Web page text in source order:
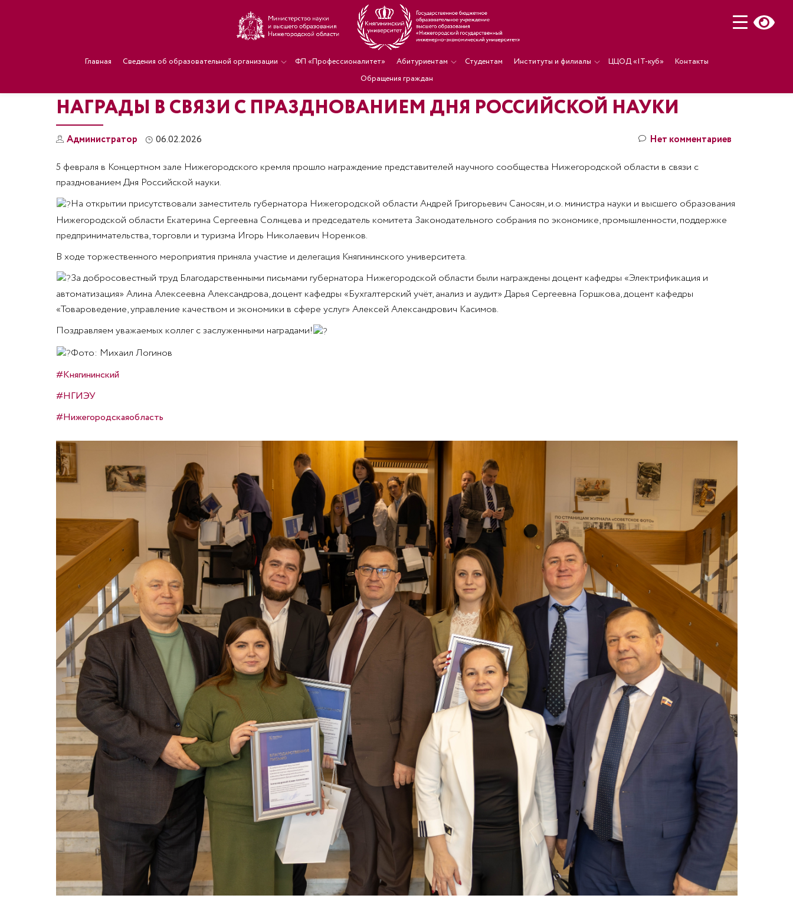
Главная Сведения об образовательной организации ФП «Профессионалитет» Абитуриентам Студентам Институты и филиалы ЦЦОД «IT-куб»
Контакты
Обращения граждан
НАГРАДЫ В СВЯЗИ С ПРАЗДНОВАНИЕМ ДНЯ РОССИЙСКОЙ НАУКИ
Администратор 06.02.2026 Нет комментариев
5 февраля в Концертном зале Нижегородского кремля прошло награждение представителей научного сообщества Нижегородской области в связи с
празднованием Дня Российской науки.
На открытии присутствовали заместитель губернатора Нижегородской области Андрей Григорьевич Саносян, и.о. министра науки и высшего образования
Нижегородской области Екатерина Сергеевна Солнцева и председатель комитета Законодательного собрания по экономике, промышленности, поддержке
предпринимательства, торговли и туризма Игорь Николаевич Норенков.
В ходе торжественного мероприятия приняла участие и делегация Княгининского университета.
За добросовестный труд Благодарственными письмами губернатора Нижегородской области были награждены доцент кафедры «Электрификация и
автоматизация» Алина Алексеевна Александрова, доцент кафедры «Бухгалтерский учёт, анализ и аудит» Дарья Сергеевна Горшкова, доцент кафедры
«Товароведение, управление качеством и экономики в сфере услуг» Алексей Александрович Касимов.
Поздравляем уважаемых коллег с заслуженными наградами!
Фото: Михаил Логинов
#Княгининский
#НГИЭУ
#Нижегородскаяобласть